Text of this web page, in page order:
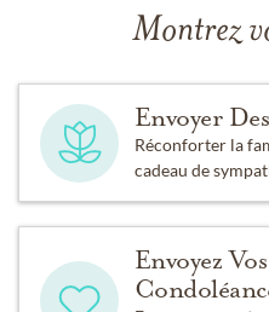
Montrez
Envoyer
Réconforter la
cadeau de
Envoyez Vos